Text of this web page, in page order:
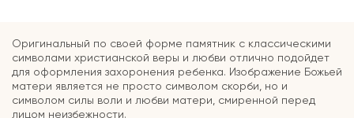
Оригинальный по своей форме памятник с классическими
символами христианской веры и любви отлично подойдет
для оформления захоронения ребенка. Изображение Божьей
матери является не просто символом скорби, но и
символом силы воли и любви матери, смиренной перед
лицом неизбежности.